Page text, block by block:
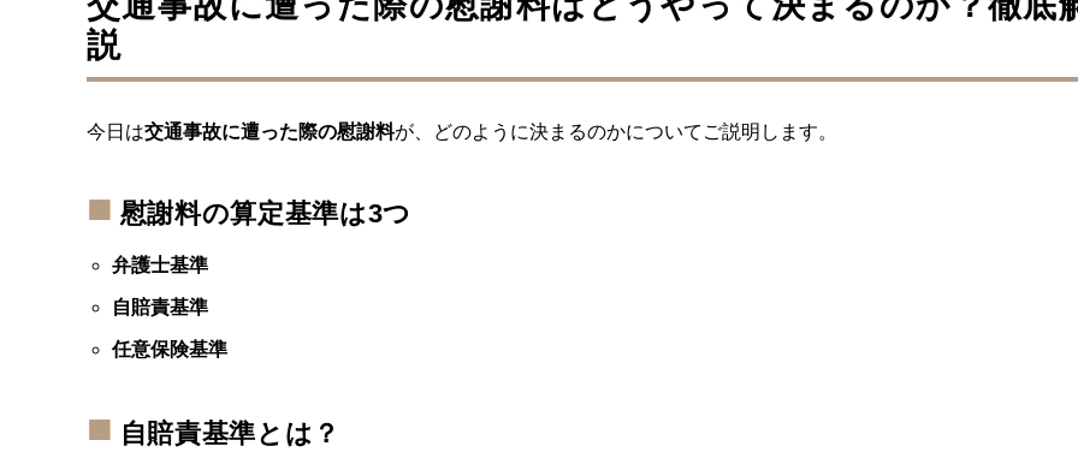
説
今日は交通事故に遭った際の慰謝料が、どのように決まるのかについてご説明します。
慰謝料の算定基準は3つ
弁護士基準
自賠責基準
任意保険基準
自賠責基準とは？